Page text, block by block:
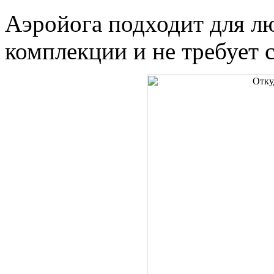
Аэройога подходит для
комплекции и не требует